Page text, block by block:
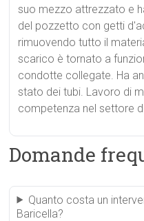
suo mezzo attrezzato e
del pozzetto con getti
rimuovendo tutto il
scarico è tornato a
condotte collegate. Ha
stato dei tubi. Lavoro di
competenza nel settore
Domande
Quanto costa un
Baricella?